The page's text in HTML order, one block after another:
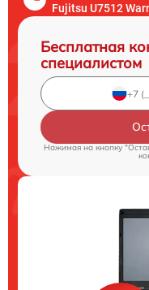
Fujitsu U7512
Бесплатная
специалистом
Нажимая на кнопку